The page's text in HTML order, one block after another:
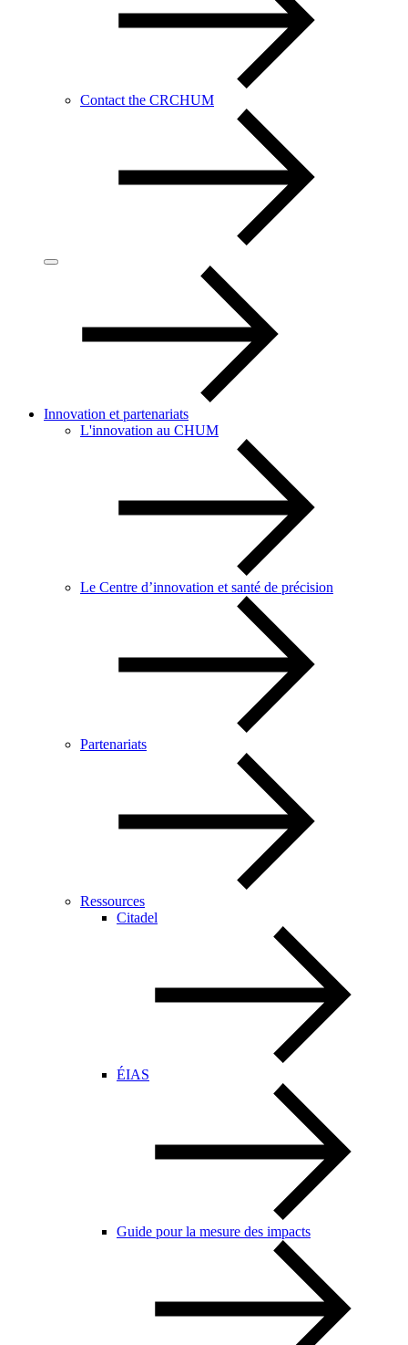
Contact the CRCHUM
Innovation et partenariats
L'innovation au CHUM
Le Centre d’innovation et santé de précision
Partenariats
Ressources
Citadel
ÉIAS
Guide pour la mesure des impacts